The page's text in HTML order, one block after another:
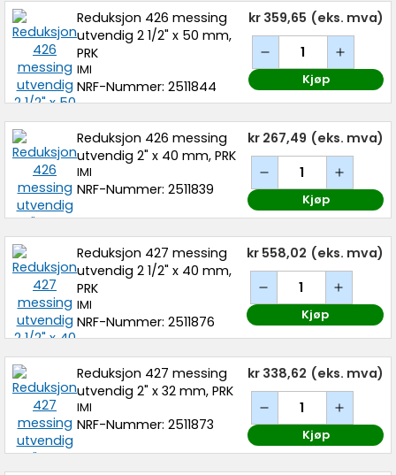
Reduksjon 426 messing
utvendig 2 1/2" x 50 mm,
PRK
IMI
NRF-Nummer: 2511844
kr 359,65 (eks. mva)
Kjøp
Reduksjon 426 messing
utvendig 2" x 40 mm, PRK
IMI
NRF-Nummer: 2511839
kr 267,49 (eks. mva)
Kjøp
Reduksjon 427 messing
utvendig 2 1/2" x 40 mm,
PRK
IMI
NRF-Nummer: 2511876
kr 558,02 (eks. mva)
Kjøp
Reduksjon 427 messing
utvendig 2" x 32 mm, PRK
IMI
NRF-Nummer: 2511873
kr 338,62 (eks. mva)
Kjøp